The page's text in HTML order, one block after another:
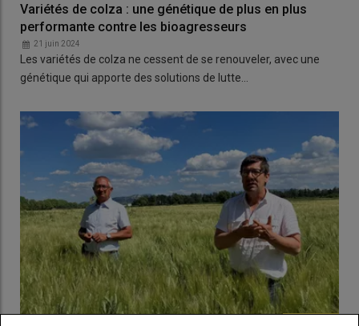
Variétés de colza : une génétique de plus en plus
performante contre les bioagresseurs
21 juin 2024
Les variétés de colza ne cessent de se renouveler, avec une
génétique qui apporte des solutions de lutte…